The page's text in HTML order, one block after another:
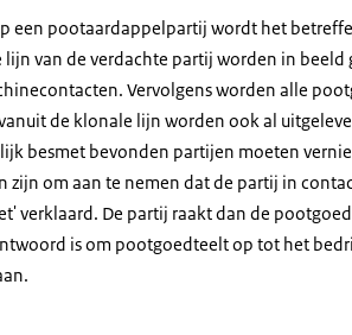
een pootaardappelpartij wordt het
van de verdachte partij worden in
Vervolgens worden alle
de klonale lijn worden ook al
besmet bevonden partijen moeten
zijn om aan te nemen dat de partij in
verklaard. De partij raakt dan de
is om pootgoedteelt op tot het